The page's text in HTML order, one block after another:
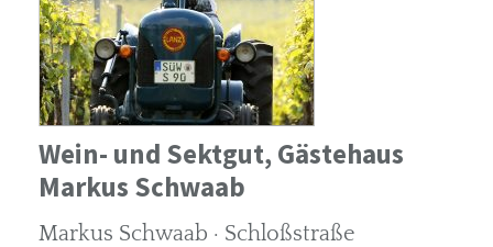
Wein- und Sektgut, Gästehaus
Markus Schwaab
Markus Schwaab · Schloßstraße